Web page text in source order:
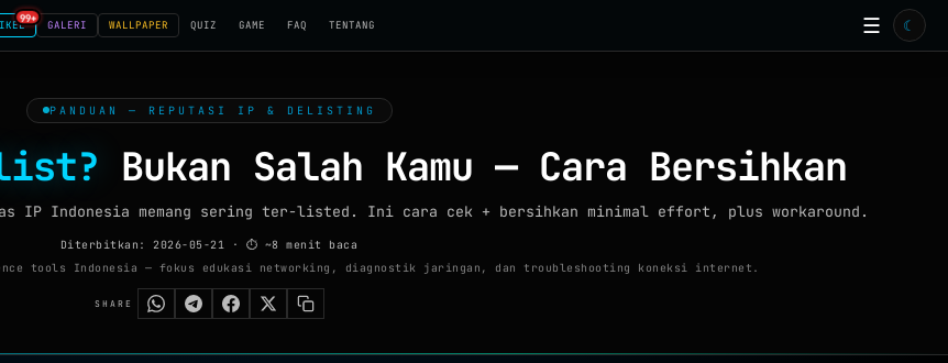
99+
GALERI WALLPAPER QUIZ GAME FAQ TENTANG ☰ ☾
PANDUAN — REPUTASI IP & DELISTING
Bukan Salah Kamu — Cara Bersihkan
IP Indonesia memang sering ter-listed. Ini cara cek + bersihkan minimal effort, plus workaround.
Diterbitkan: 2026-05-21 · ⏱ ~8 menit baca
tools Indonesia — fokus edukasi networking, diagnostik jaringan, dan troubleshooting koneksi internet.
SHARE